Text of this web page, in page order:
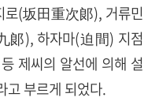
로(坂田重次郞), 거류민
郞), 하자마(迫間) 지점
제씨의 알선에 의해 설
고 부르게 되었다.